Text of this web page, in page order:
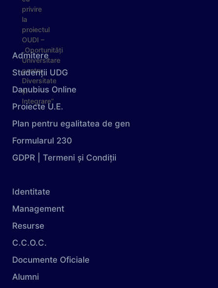
Admitere
Studenții UDG
Danubius Online
Proiecte U.E.
Plan pentru egalitatea de gen
Formularul 230
GDPR | Termeni și Condiții
Identitate
Management
Resurse
C.C.O.C.
Documente Oficiale
Alumni